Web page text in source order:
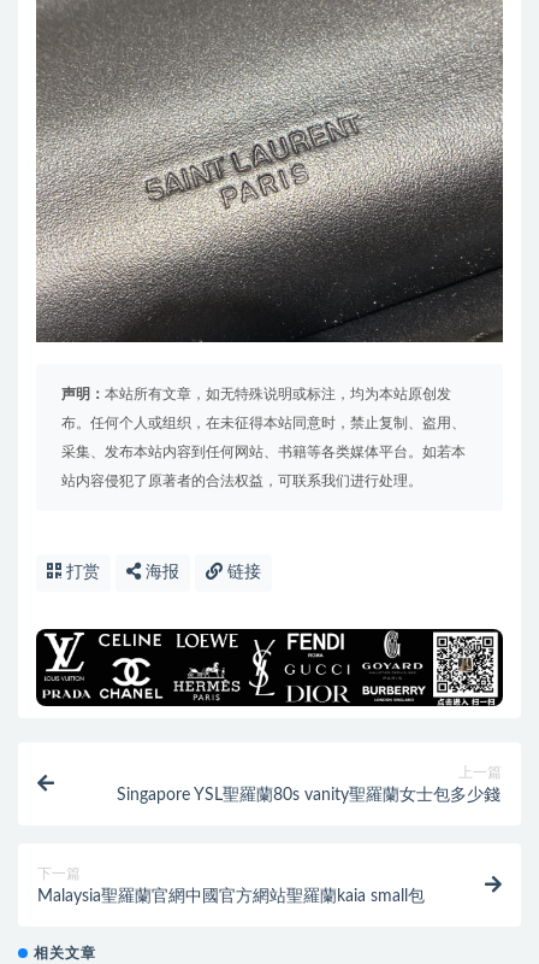
声明： 本站所有文章，如无特殊说明或标注，均为本站原创发
布。任何个人或组织，在未征得本站同意时，禁止复制、盗用、
采集、发布本站内容到任何网站、书籍等各类媒体平台。如若本
站内容侵犯了原著者的合法权益，可联系我们进行处理。
打赏 海报 链接
上一篇
Singapore YSL聖羅蘭80s vanity聖羅蘭女士包多少錢
下一篇
Malaysia聖羅蘭官網中國官方網站聖羅蘭kaia small包
相关文章